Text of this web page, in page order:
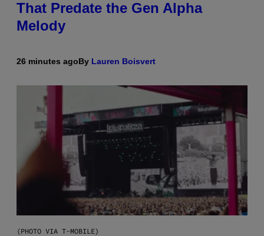
That Predate the Gen Alpha
Melody
26 minutes agoBy Lauren Boisvert
(PHOTO VIA T-MOBILE)